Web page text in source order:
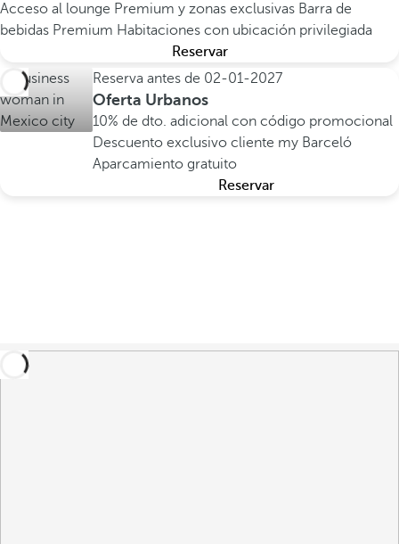
Acceso al lounge Premium y zonas exclusivas Barra de
bebidas Premium Habitaciones con ubicación privilegiada
Reservar
Reserva antes de 02-01-2027
Oferta Urbanos
10% de dto. adicional con código promocional
Descuento exclusivo cliente my Barceló
Aparcamiento gratuito
Reservar